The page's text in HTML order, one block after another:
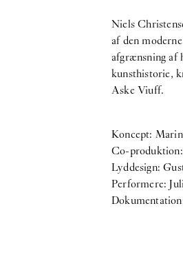
Niels
af den
afgrænsning af
kunsthistorie,
Aske Viuff.
Koncept:
Co-
Lyddesign:
Performere: